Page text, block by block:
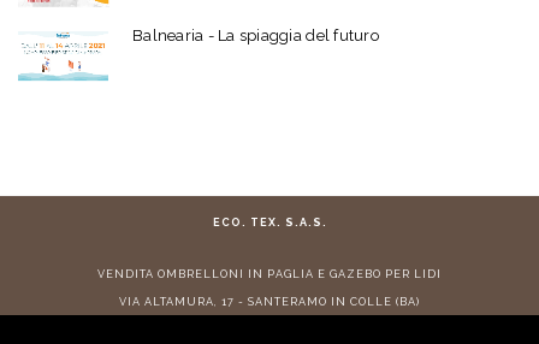
Balnearia - La spiaggia del futuro
ECO. TEX. S.A.S.
VENDITA OMBRELLONI IN PAGLIA E GAZEBO PER LIDI
VIA ALTAMURA, 17 - SANTERAMO IN COLLE (BA)